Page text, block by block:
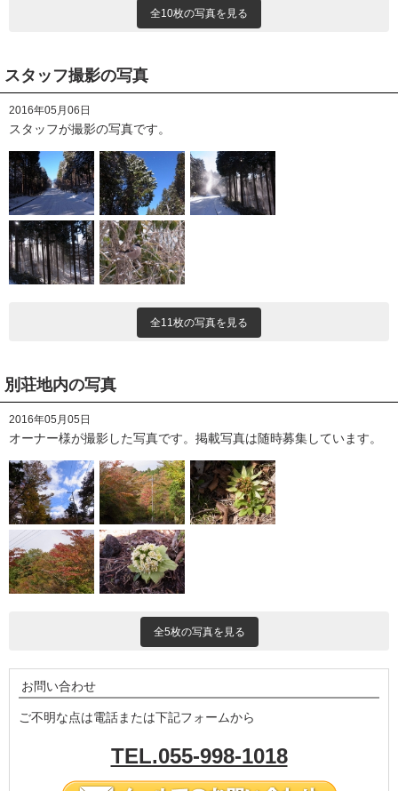
全10枚の写真を見る
スタッフ撮影の写真
2016年05月06日
スタッフが撮影の写真です。
全11枚の写真を見る
別荘地内の写真
2016年05月05日
オーナー様が撮影した写真です。掲載写真は随時募集しています。
全5枚の写真を見る
お問い合わせ
ご不明な点は電話または下記フォームから
TEL.055-998-1018